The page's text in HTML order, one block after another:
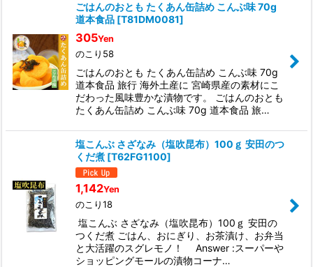
ごはんのおとも たくあん缶詰め こんぶ味 70g
道本食品 [T81DM0081]
305Yen
のこり58
ごはんのおとも たくあん缶詰め こんぶ味 70g
道本食品 旅行 海外土産に 宮崎県産の素材にこ
だわった風味豊かな漬物です。 ごはんのおとも
たくあん缶詰め こんぶ味 70g 道本食品 旅…
塩こんぶ さざなみ（塩吹昆布）100ｇ 安田のつ
くだ煮 [T62FG1100]
1,142Yen
のこり18
塩こんぶ さざなみ（塩吹昆布）100ｇ 安田の
つくだ煮 ごはん、おにぎり、お茶漬け、お弁当
と大活躍のスグレモノ！ Answer :スーパーや
ショッピングモールの漬物コーナ…